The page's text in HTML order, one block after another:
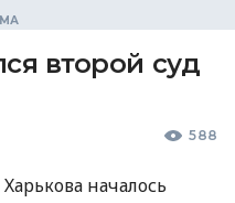
второй суд
588
началось